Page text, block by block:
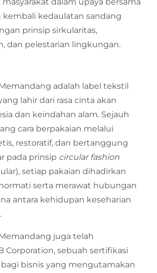
kedaulatan sandang
prinsip sirkularitas,
dan pelestarian lingkungan.
adalah label tekstil
lahir dari rasa cinta akan
dan keindahan alam. Sejauh
cara berpakaian melalui
restoratif, dan bertanggung
pada prinsip circular fashion
setiap pakaian dihadirkan
serta merawat hubungan
antara kehidupan keseharian
juga telah
Corporation, sebuah sertifikasi
bisnis yang mengutamakan